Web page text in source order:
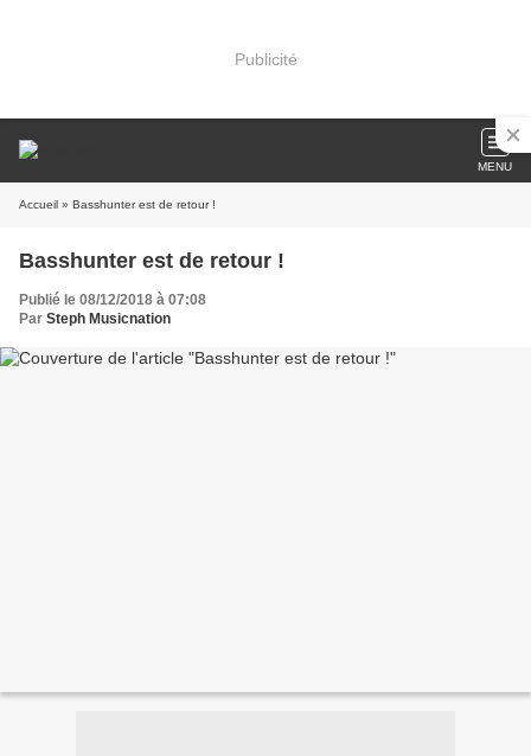
Publicité
MENU
Accueil » Basshunter est de retour !
Basshunter est de retour !
Publié le 08/12/2018 à 07:08
Par Steph Musicnation